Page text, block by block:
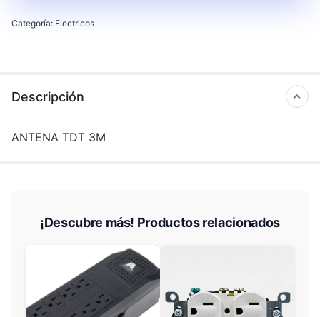
Categoría: Electricos
Descripción
ANTENA TDT 3M
¡Descubre más! Productos relacionados